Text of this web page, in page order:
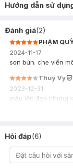
Hướng dẫn sử
Đánh giá(2)
PHẠM
2024-11-17
son bùn. che viền
Thuý Vy
2023-12-31
màu lên đẹp nhưng
Hỏi đáp(6)